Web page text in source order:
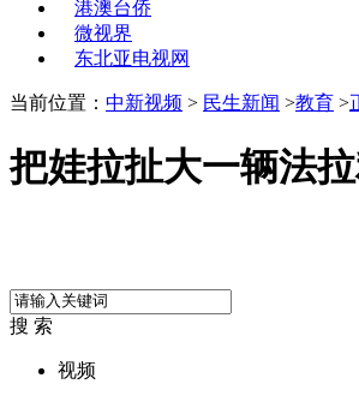
港澳台侨
微视界
东北亚电视网
当前位置： 中新视频 > 民生新闻 >教育 >
把娃拉扯大一辆法
搜 索
视频